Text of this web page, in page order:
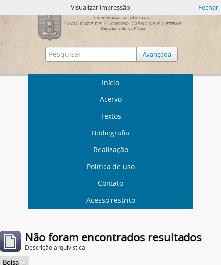
Avançada
Início
Acervo
Textos
Bibliografia
Realização
Política de uso
Contato
Acesso restrito
Visualizar impressão Fechar
Não foram encontrados resultados
Descrição arquivística
Bolsa